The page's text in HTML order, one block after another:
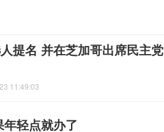
提名 并在芝加哥出席民主党
11:49:03
轻点就办了